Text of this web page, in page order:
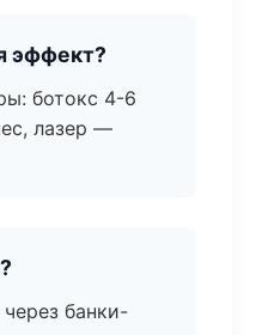
эффект?
ботокс 4-6
лазер —
банки-